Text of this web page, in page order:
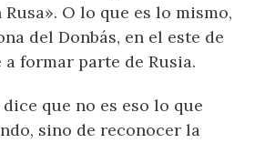
O lo que es lo mismo,
del Donbás, en el este de
a formar parte de Rusia.
que no es eso lo que
sino de reconocer la